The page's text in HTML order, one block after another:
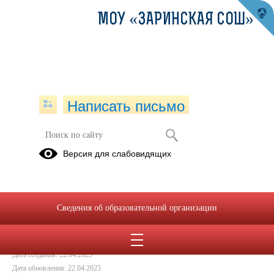
Нет наркотикам!
Дата создания: 22.04.2025
Дата обновления: 22.04.2025
МОУ «ЗАРИНСКАЯ СОШ»
Написать письмо
Версия для слабовидящих
Сведения об образовательной организации